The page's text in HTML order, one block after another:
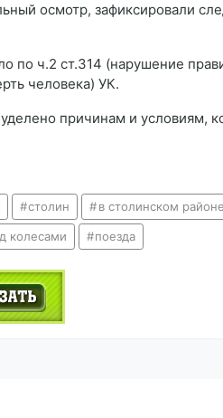
осмотр, зафиксировали
по ч.2 ст.314 (нарушение
человека) УК.
причинам и условиям,
столин в столинском районе
колесами поезда